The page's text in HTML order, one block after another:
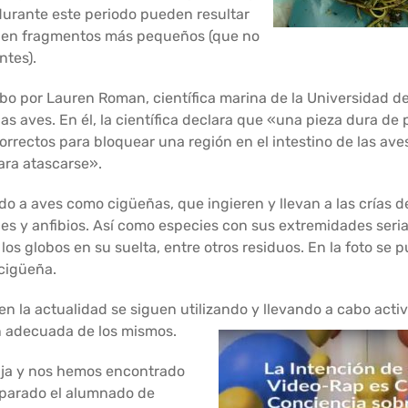
este periodo pueden resultar
fragmentos más pequeños (que no
por Lauren Roman, científica marina de la Universidad
aves. En él, la científica declara que «una pieza dura de
para bloquear una región en el intestino de las
atascarse».
a aves como cigüeñas, que ingieren y llevan a las crías
y anfibios. Así como especies con sus extremidades
globos en su suelta, entre otros residuos. En la foto se
la actualidad se siguen utilizando y llevando a cabo
de los mismos.
y nos hemos encontrado
el alumnado de